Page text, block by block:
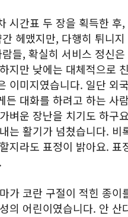
시간표 두 장을 획득한
헤맸지만, 다행히 튀니
들, 확실히 서비스 정신
지만 낮에는 대체적으로
이미지였습니다. 일단 외
든 대화를 하려고 하는 사
벼운 장난을 치기도 하구
는 활기가 넘쳤습니다.
지라도 표정이 밝아요. 표
가 코란 구절이 적힌 종이
의 어린이였습니다. 안